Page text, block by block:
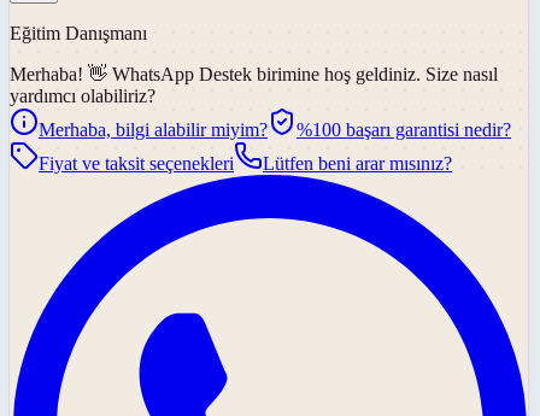
Eğitim Danışmanı
Merhaba! 👋 WhatsApp Destek birimine hoş geldiniz. Size nasıl
yardımcı olabiliriz?
Merhaba, bilgi alabilir miyim?
%100 başarı garantisi nedir?
Fiyat ve taksit seçenekleri
Lütfen beni arar mısınız?